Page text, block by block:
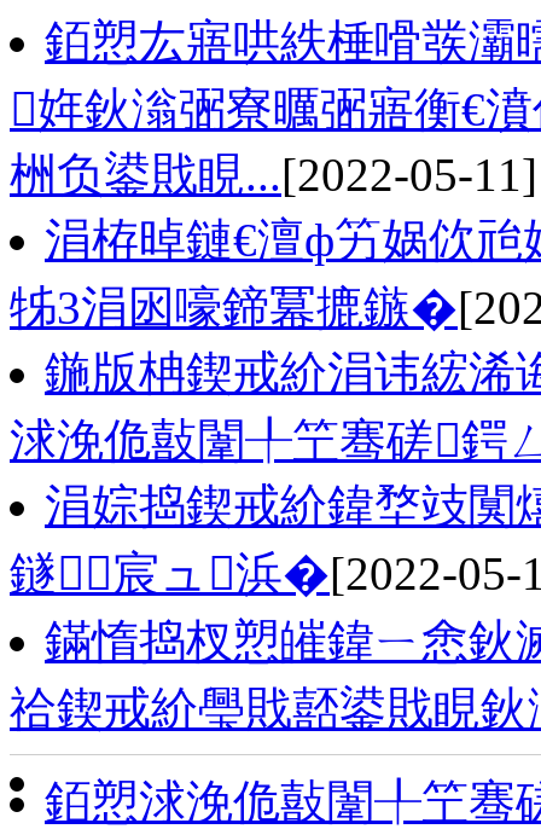
銆愬厷寤哄紩棰嗗彂灞
姩鈥滃弻寮曞弻寤衡€
栦负鍙戝睍...[2022-05-11]
涓栫晫鏈€澶ф竻娲佽兘
牬3涓囦嚎鍗冪摝鏃�
鍦版柟鍥戒紒涓讳綋浠
浗浼佹敼闈╀笁骞磋鍔
涓婃捣鍥戒紒鍏堥攱闃
鐩宸ュ浜�[2022-05-
鏋惰捣杈愬皠鍏ㄧ悆
祫鍥戒紒璺戝嚭鍙戝睍
銆愬浗浼佹敼闈╀笁骞